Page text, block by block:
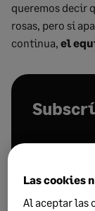
queremos decir
rosas, pero si
continua, el
Las cookies
Al aceptar las